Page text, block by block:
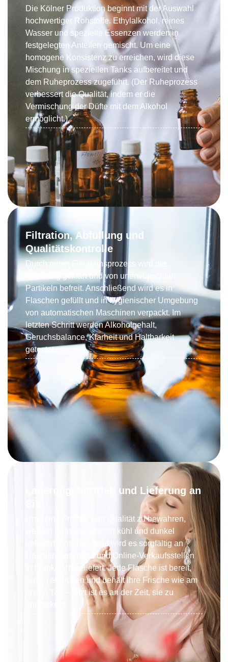
Die Kölner Produktion beginnt mit der Auswahl
hochwertiger Rohstoffe. Ethylalkohol, reines
Wasser und spezielle Essenzen werden in
festgelegten Anteilen gemischt. Um eine
homogene Konsistenz zu erreichen, wird diese
Mischung in speziellen Tanks aufbereitet und
dem Ruheprozess zugeführt. (Der Ruheprozess
verbessert die Qualität, indem er die
Vermischung der Düfte mit dem Alkohol
ermöglicht.)
Filtration, Abfüllung und
Qualitätskontrolle
Durch einen Filtrationsprozess wird die
Mischung geklärt und von unerwünschten
Partikeln befreit. Anschließend wird es in
Flaschen gefüllt und in hygienischer Umgebung
von automatischen Maschinen verpackt. Im
letzten Schritt werden Alkoholgehalt,
Geruchsbalance, Klarheit und Haltbarkeit
getestet.
Lagerung, Vertrieb und Lieferung an
Um seine Frische und Qualität zu bewahren,
werden Kölnisch Wasser kühl und dunkel
gelagert. Anschließend wird es sorgfältig an
Händler, Geschäfte und Online-Verkaufsstellen
in Frankreich geliefert. Jede Flasche ist bereit,
Sie zu erreichen und behält ihre Frische wie am
ersten Tag – jetzt ist es an der Zeit, sie zu